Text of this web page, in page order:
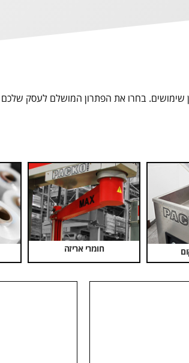
שימושים. בחרו את הפתרון המושלם לעסק
חומרי אריזה